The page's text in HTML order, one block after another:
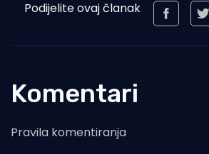
Podijelite ovaj članak
Komentari
Pravila komentiranja